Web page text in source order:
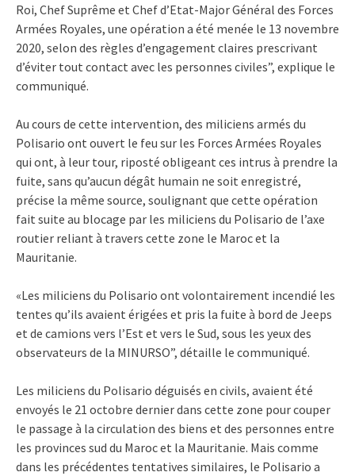
Roi, Chef Suprême et Chef d’Etat-Major Général des Forces
Armées Royales, une opération a été menée le 13 novembre
2020, selon des règles d’engagement claires prescrivant
d’éviter tout contact avec les personnes civiles”, explique le
communiqué.
Au cours de cette intervention, des miliciens armés du
Polisario ont ouvert le feu sur les Forces Armées Royales
qui ont, à leur tour, riposté obligeant ces intrus à prendre la
fuite, sans qu’aucun dégât humain ne soit enregistré,
précise la même source, soulignant que cette opération
fait suite au blocage par les miliciens du Polisario de l’axe
routier reliant à travers cette zone le Maroc et la
Mauritanie.
«Les miliciens du Polisario ont volontairement incendié les
tentes qu’ils avaient érigées et pris la fuite à bord de Jeeps
et de camions vers l’Est et vers le Sud, sous les yeux des
observateurs de la MINURSO”, détaille le communiqué.
Les miliciens du Polisario déguisés en civils, avaient été
envoyés le 21 octobre dernier dans cette zone pour couper
le passage à la circulation des biens et des personnes entre
les provinces sud du Maroc et la Mauritanie. Mais comme
dans les précédentes tentatives similaires, le Polisario a